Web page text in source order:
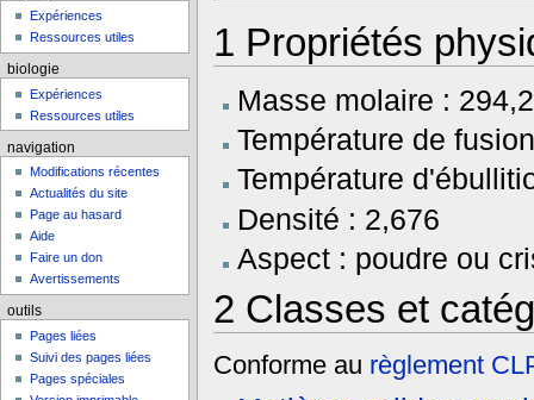
1 Propriétés
Masse molaire :
Température de
Température
Densité : 2,676
Aspect : poudre ou
2 Classes et
Conforme au règlement
Expériences
Ressources utiles
biologie
Expériences
Ressources utiles
navigation
Modifications récentes
Actualités du site
Page au hasard
Aide
Faire un don
Avertissements
outils
Pages liées
Suivi des pages liées
Pages spéciales